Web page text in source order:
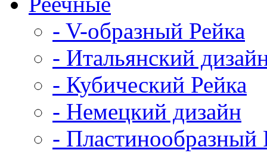
- V-образный Рейка
- Итальянский
- Кубический Рейка
- Немецкий дизайн
- Пластинообразный